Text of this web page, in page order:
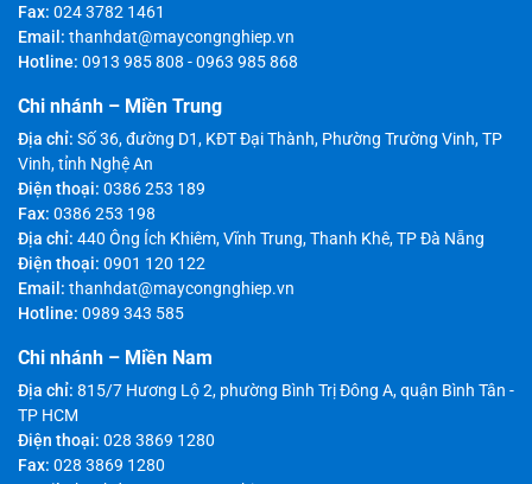
Fax: 024 3782 1461
Email: thanhdat@maycongnghiep.vn
Hotline: 0913 985 808 -0963 985 868
Chi nhánh – Miền Trung
Địa chỉ: Số 36, đường D1, KĐT Đại Thành, Phường Trường Vinh, TP
Vinh, tỉnh Nghệ An
Điện thoại: 0386 253 189
Fax: 0386 253 198
Địa chỉ: 440 Ông Ích Khiêm, Vĩnh Trung, Thanh Khê, TP Đà Nẵng
Điện thoại: 0901 120 122
Email: thanhdat@maycongnghiep.vn
Hotline: 0989 343 585
Chi nhánh – Miền Nam
Địa chỉ: 815/7 Hương Lộ 2, phường Bình Trị Đông A, quận Bình Tân -
TP HCM
Điện thoại: 028 3869 1280
Fax: 028 3869 1280